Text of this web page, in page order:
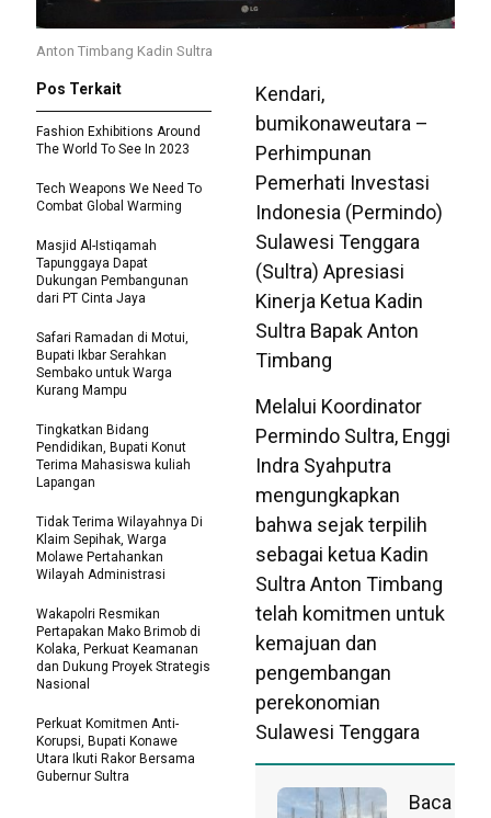
Anton Timbang Kadin Sultra
Kendari,
bumikonaweutara –
Perhimpunan
Pemerhati Investasi
Indonesia (Permindo)
Sulawesi Tenggara
(Sultra) Apresiasi
Kinerja Ketua Kadin
Sultra Bapak Anton
Timbang
Melalui Koordinator
Permindo Sultra, Enggi
Indra Syahputra
mengungkapkan
bahwa sejak terpilih
sebagai ketua Kadin
Sultra Anton Timbang
telah komitmen untuk
kemajuan dan
pengembangan
perekonomian
Sulawesi Tenggara
Baca
Pos Terkait
Fashion Exhibitions Around
The World To See In 2023
Tech Weapons We Need To
Combat Global Warming
Masjid Al-Istiqamah
Tapunggaya Dapat
Dukungan Pembangunan
dari PT Cinta Jaya
Safari Ramadan di Motui,
Bupati Ikbar Serahkan
Sembako untuk Warga
Kurang Mampu
Tingkatkan Bidang
Pendidikan, Bupati Konut
Terima Mahasiswa kuliah
Lapangan
Tidak Terima Wilayahnya Di
Klaim Sepihak, Warga
Molawe Pertahankan
Wilayah Administrasi
Wakapolri Resmikan
Pertapakan Mako Brimob di
Kolaka, Perkuat Keamanan
dan Dukung Proyek Strategis
Nasional
Perkuat Komitmen Anti-
Korupsi, Bupati Konawe
Utara Ikuti Rakor Bersama
Gubernur Sultra